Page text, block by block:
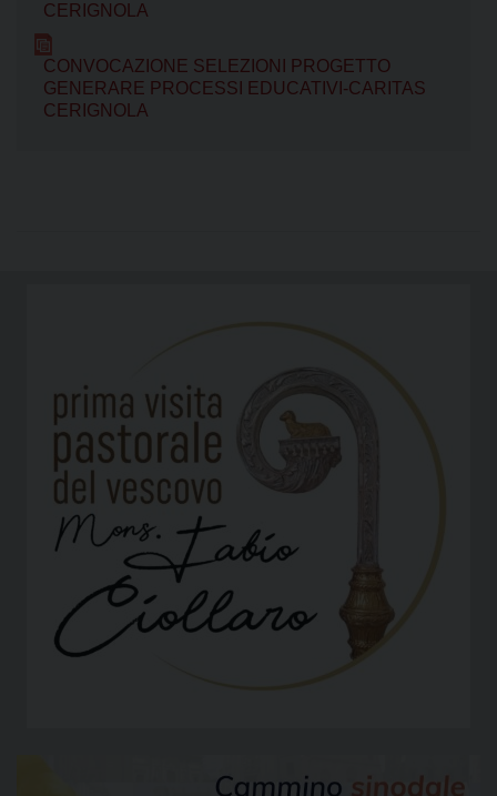
CERIGNOLA
CONVOCAZIONE SELEZIONI PROGETTO
GENERARE PROCESSI EDUCATIVI-CARITAS
CERIGNOLA